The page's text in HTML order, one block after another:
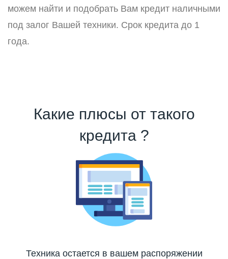
можем найти и подобрать Вам кредит наличными
под залог Вашей техники. Срок кредита до 1
года.
Какие плюсы от такого
кредита ?
Техника остается в вашем распоряжении